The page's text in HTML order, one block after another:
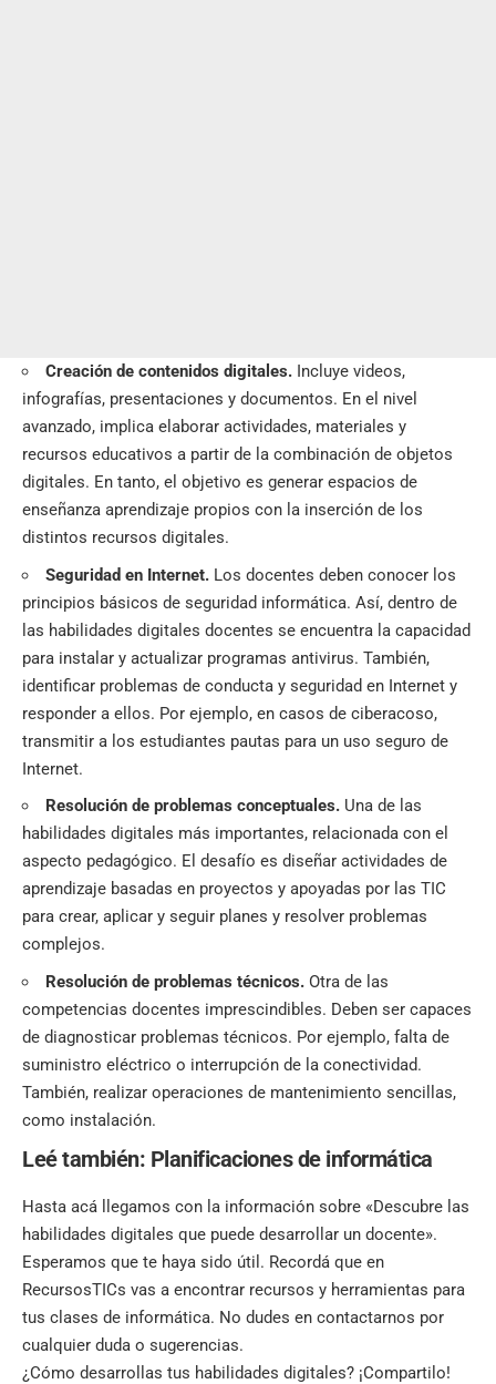
Creación de contenidos digitales. Incluye videos,
infografías, presentaciones y documentos. En el nivel
avanzado, implica elaborar actividades, materiales y
recursos educativos a partir de la combinación de objetos
digitales. En tanto, el objetivo es generar espacios de
enseñanza aprendizaje propios con la inserción de los
distintos recursos digitales.
Seguridad en Internet. Los docentes deben conocer los
principios básicos de seguridad informática. Así, dentro de
las habilidades digitales docentes se encuentra la capacidad
para instalar y actualizar programas antivirus. También,
identificar problemas de conducta y seguridad en Internet y
responder a ellos. Por ejemplo, en casos de ciberacoso,
transmitir a los estudiantes pautas para un uso seguro de
Internet.
Resolución de problemas conceptuales. Una de las
habilidades digitales más importantes, relacionada con el
aspecto pedagógico. El desafío es diseñar actividades de
aprendizaje basadas en proyectos y apoyadas por las TIC
para crear, aplicar y seguir planes y resolver problemas
complejos.
Resolución de problemas técnicos. Otra de las
competencias docentes imprescindibles. Deben ser capaces
de diagnosticar problemas técnicos. Por ejemplo, falta de
suministro eléctrico o interrupción de la conectividad.
También, realizar operaciones de mantenimiento sencillas,
como instalación.
Leé también: Planificaciones de informática
Hasta acá llegamos con la información sobre «Descubre las
habilidades digitales que puede desarrollar un docente».
Esperamos que te haya sido útil. Recordá que en
RecursosTICs vas a encontrar recursos y herramientas para
tus clases de informática. No dudes en contactarnos por
cualquier duda o sugerencias.
¿Cómo desarrollas tus habilidades digitales? ¡Compartilo!